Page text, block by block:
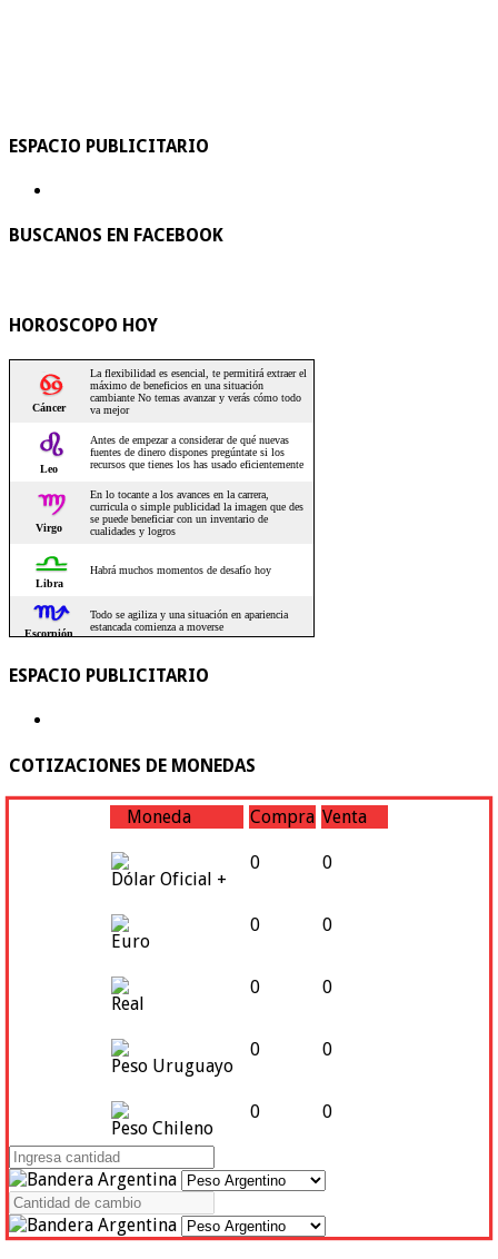
ESPACIO PUBLICITARIO
BUSCANOS EN FACEBOOK
HOROSCOPO HOY
ESPACIO PUBLICITARIO
COTIZACIONES DE MONEDAS
Moneda Compra Venta
Dólar Oficial +
0 0
Euro
0 0
Real
0 0
Peso Uruguayo
0 0
Peso Chileno
0 0